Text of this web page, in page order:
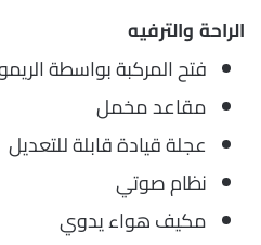
الراحة والترفيه
فتح المركبة بواسطة
مقاعد مخمل
عجلة قيادة قابلة للتعديل
نظام صوتي
مكيف هواء يدوي